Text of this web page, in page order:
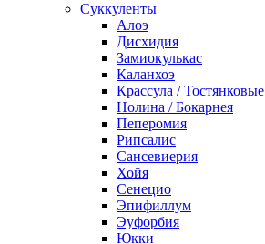
Суккуленты
Алоэ
Дисхидия
Замиокулькас
Каланхоэ
Крассула / Тостянковые
Нолина / Бокарнея
Пеперомия
Рипсалис
Сансевиерия
Хойя
Сенецио
Эпифиллум
Эуфорбия
Юкки